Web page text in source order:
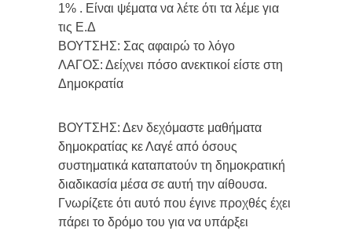
1% . Είναι ψέματα να λέτε ότι τα λέμε για
τις Ε.Δ
ΒΟΥΤΣΗΣ: Σας αφαιρώ το λόγο
ΛΑΓΟΣ: Δείχνει πόσο ανεκτικοί είστε στη
Δημοκρατία
ΒΟΥΤΣΗΣ: Δεν δεχόμαστε μαθήματα
δημοκρατίας κε Λαγέ από όσους
συστηματικά καταπατούν τη δημοκρατική
διαδικασία μέσα σε αυτή την αίθουσα.
Γνωρίζετε ότι αυτό που έγινε προχθές έχει
πάρει το δρόμο του για να υπάρξει